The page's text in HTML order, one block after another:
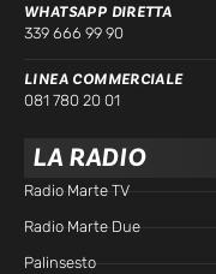
WHATSAPP DIRETTA
339 666 99 90
LINEA COMMERCIALE
081 780 20 01
LA RADIO
Radio Marte TV
Radio Marte Due
Palinsesto